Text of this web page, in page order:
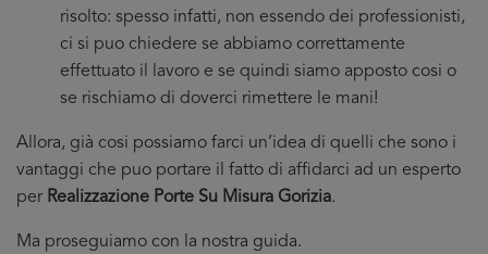
risolto: spesso infatti, non essendo dei professionisti,
ci si puo chiedere se abbiamo correttamente
effettuato il lavoro e se quindi siamo apposto cosi o
se rischiamo di doverci rimettere le mani!
Allora, già cosi possiamo farci un’idea di quelli che sono i
vantaggi che puo portare il fatto di affidarci ad un esperto
per Realizzazione Porte Su Misura Gorizia.
Ma proseguiamo con la nostra guida.